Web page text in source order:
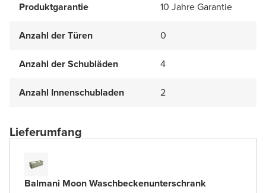
Produktgarantie 10 Jahre Garantie
Anzahl der Türen 0
Anzahl der Schubläden 4
Anzahl Innenschubladen 2
Lieferumfang
Balmani Moon Waschbeckenunterschrank